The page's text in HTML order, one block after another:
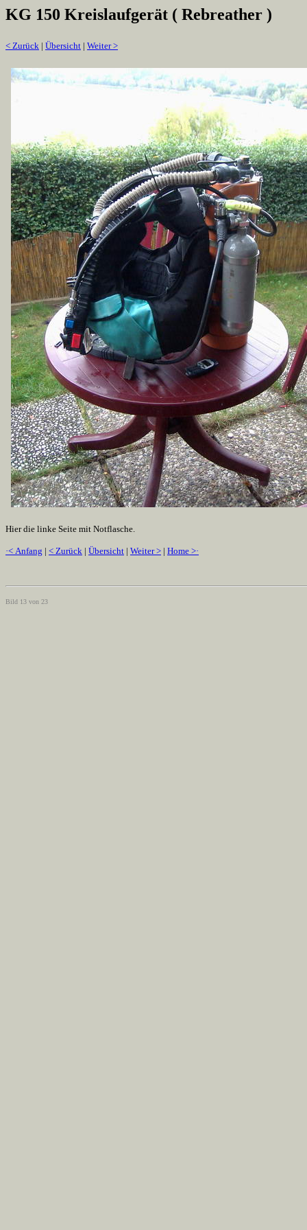
KG 150 Kreislaufgerät ( Rebreather )
< Zurück | Übersicht | Weiter >
Hier die linke Seite mit Notflasche.
·< Anfang | < Zurück | Übersicht | Weiter > | Home >·
Bild 13 von 23